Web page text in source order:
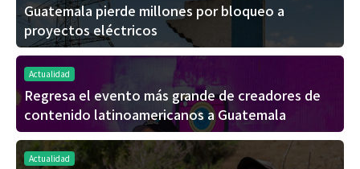
Guatemala pierde millones por bloqueo a
proyectos eléctricos
Actualidad
Regresa el evento más grande de creadores de
contenido latinoamericanos a Guatemala
Actualidad